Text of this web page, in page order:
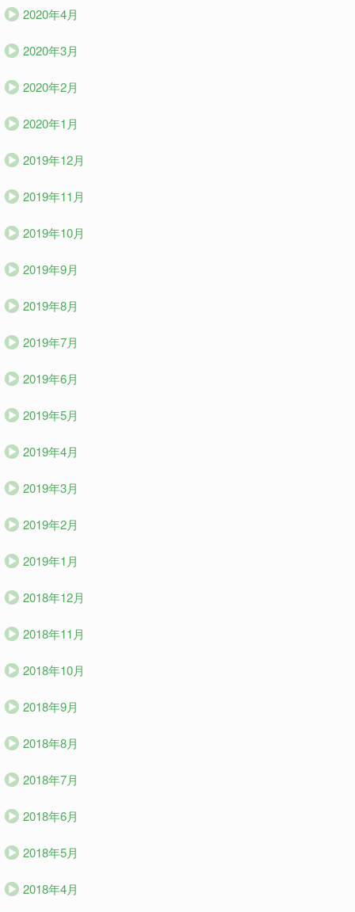
2020年4月
2020年3月
2020年2月
2020年1月
2019年12月
2019年11月
2019年10月
2019年9月
2019年8月
2019年7月
2019年6月
2019年5月
2019年4月
2019年3月
2019年2月
2019年1月
2018年12月
2018年11月
2018年10月
2018年9月
2018年8月
2018年7月
2018年6月
2018年5月
2018年4月